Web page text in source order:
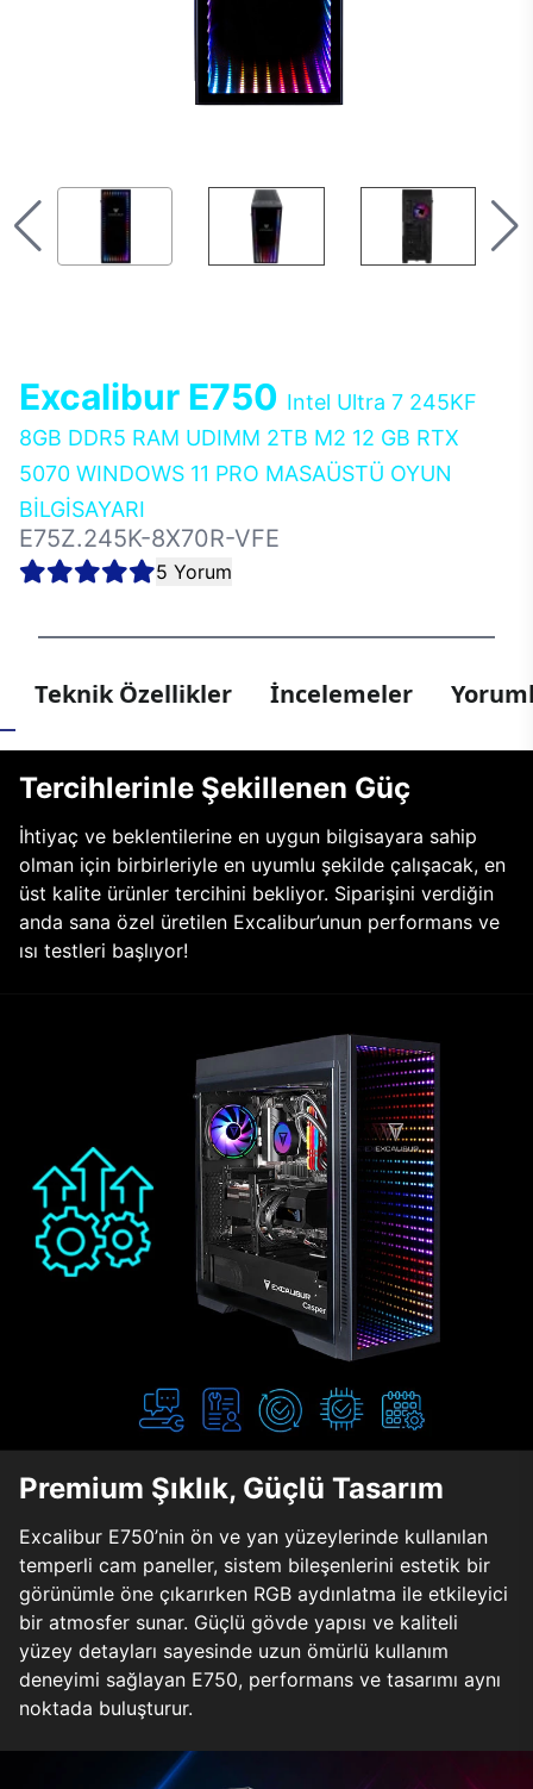
Excalibur E750 Intel Ultra 7 245KF
8GB DDR5 RAM UDIMM 2TB M2 12 GB RTX
5070 WINDOWS 11 PRO MASAÜSTÜ OYUN
BİLGİSAYARI
E75Z.245K-8X70R-VFE
5 Yorum
Teknik Özellikler İncelemeler
Tercihlerinle Şekillenen Güç
İhtiyaç ve beklentilerine en uygun bilgisayara sahip
olman için birbirleriyle en uyumlu şekilde çalışacak, en
üst kalite ürünler tercihini bekliyor. Siparişini verdiğin
anda sana özel üretilen Excalibur’unun performans ve
ısı testleri başlıyor!
Premium Şıklık, Güçlü Tasarım
Excalibur E750’nin ön ve yan yüzeylerinde kullanılan
temperli cam paneller, sistem bileşenlerini estetik bir
görünümle öne çıkarırken RGB aydınlatma ile etkileyici
bir atmosfer sunar. Güçlü gövde yapısı ve kaliteli
yüzey detayları sayesinde uzun ömürlü kullanım
deneyimi sağlayan E750, performans ve tasarımı aynı
noktada buluşturur.